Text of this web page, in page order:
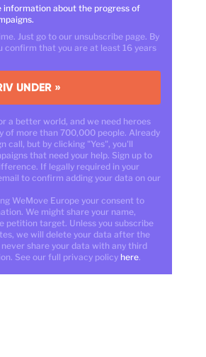
about the progress of
Just go to our unsubscribe page. By
confirm that you are at least 16 years
UNDER »
a better world, and we need heroes
of more than 700,000 people. Already
call, but by clicking "Yes", you'll
that need your help. Sign up to
If legally required in your
to confirm adding your data on our
WeMove Europe your consent to
We might share your name,
petition target. Unless you subscribe
we will delete your data after the
share your data with any third
See our full privacy policy here.